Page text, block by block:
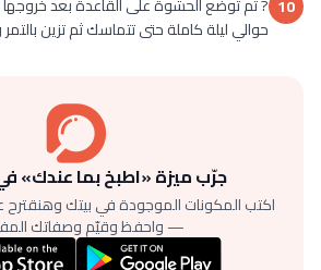
10
حوالي ليلة كاملة حتى تتماسك ثم تزين
جرّب ميزة «اطبخ بما عندك»
اكتب المكونات الموجودة في بيتك وهنقترح
— واحفظ وقيّم وصفاتك